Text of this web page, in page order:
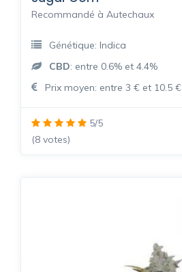
Recommandé à Autechaux
Génétique: Indica
CBD: entre 0.6% et 4.4%
Prix moyen: entre 3 € et 10.5 €
5/5
(8 votes)